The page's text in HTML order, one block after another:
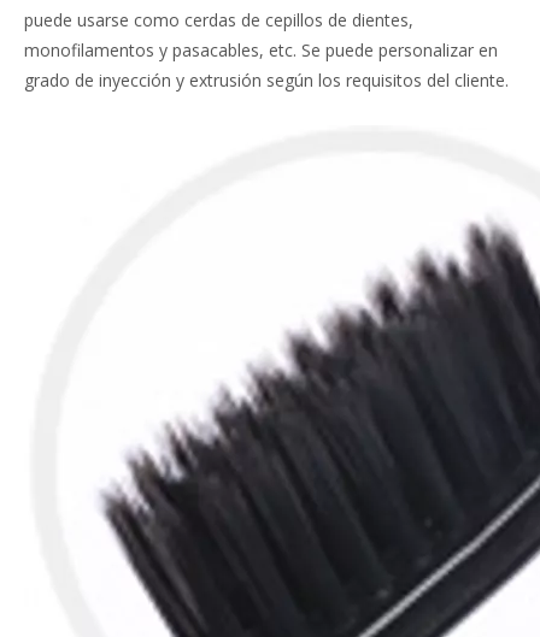
puede usarse como cerdas de cepillos de dientes,
monofilamentos y pasacables, etc. Se puede personalizar en
grado de inyección y extrusión según los requisitos del cliente.